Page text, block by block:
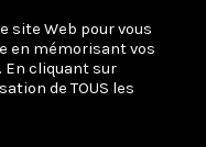
site Web pour vous
en mémorisant vos
En cliquant sur
de TOUS les